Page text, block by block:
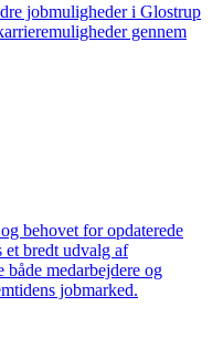
jobmuligheder i Glostrup
gennem
behovet for opdaterede
et bredt udvalg af
medarbejdere og
jobmarked.